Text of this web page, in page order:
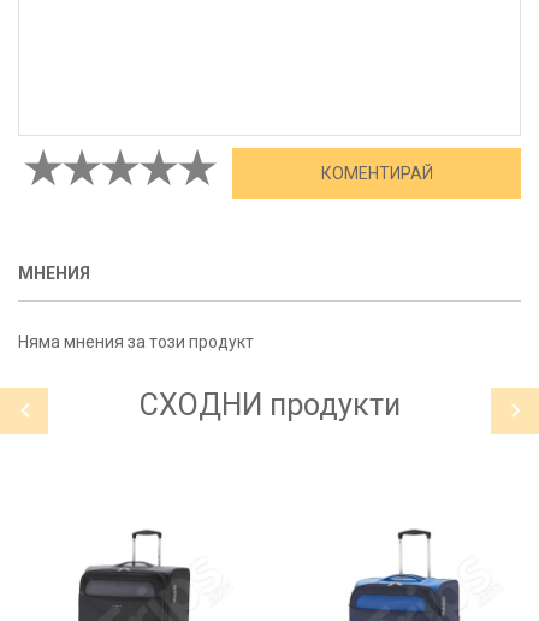
МНЕНИЯ
Няма мнения за този продукт
СХОДНИ продукти